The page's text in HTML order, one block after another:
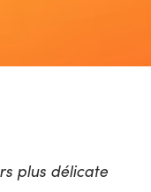
plus délicate